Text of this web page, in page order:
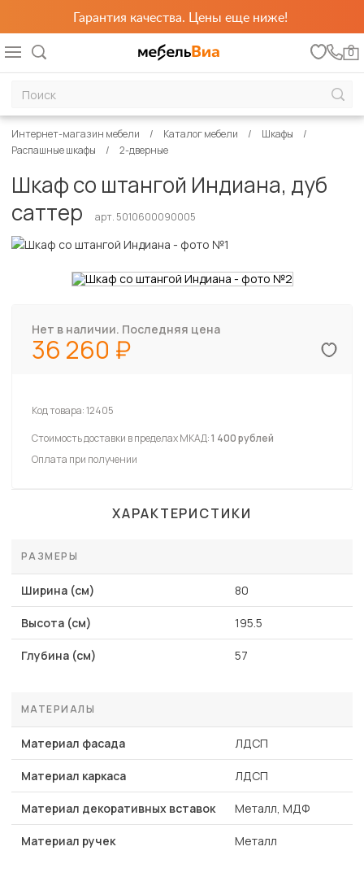
Гарантия качества. Цены еще ниже!
0
Интернет-магазин мебели Каталог мебели
Шкафы
Распашные шкафы
2-дверные
Шкаф со штангой Индиана, дуб
саттер
арт. 5010600090005
Нет в наличии. Последняя цена
36 260
Код товара:12405
Стоимость доставки в пределах МКАД:1 400 рублей
Оплата при получении
ХАРАКТЕРИСТИКИ
РАЗМЕРЫ
Ширина (см) 80
Высота (см) 195.5
Глубина (см) 57
МАТЕРИАЛЫ
Материал фасада ЛДСП
Материал каркаса ЛДСП
Материал декоративных вставок Металл, МДФ
Материал ручек Металл